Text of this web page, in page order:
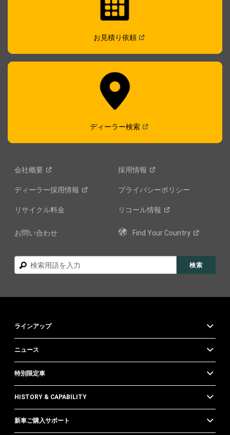
お見積り依頼( Open in a new window
ディーラー検索( Open in a new window
会社概要 採用情報
ディーラー採用情報 プライバシーポリシー
リサイクル料金 リコール情報
お問い合わせ Find YourCountry
検
索
検索
ラインアップ
ニュース
特別限定車
HISTORY & CAPABILITY
新車ご購入サポート